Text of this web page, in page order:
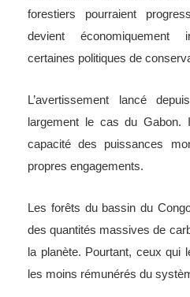
forestiers pourraient
devient économiquement
certaines politiques de
L’avertissement lancé
largement le cas du Gabon.
capacité des puissances
propres engagements.
Les forêts du bassin du
des quantités massives de
la planète. Pourtant, ceux qui
les moins rémunérés du